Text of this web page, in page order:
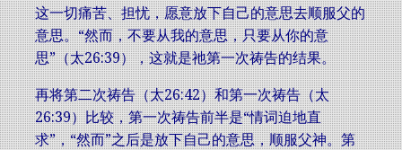
这一切痛苦、担忧，愿意放下自己的意思去顺服父的
意思。“然而，不要从我的意思，只要从你的意
思”（太26:39），这就是祂第一次祷告的结果。
再将第二次祷告（太26:42）和第一次祷告（太
26:39）比较，第一次祷告前半是“情词迫地直
求”，“然而”之后是放下自己的意思，顺服父神。第